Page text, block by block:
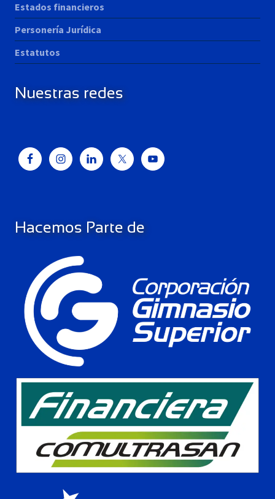
Estados financieros
Personería Jurídica
Estatutos
Nuestras redes
Hacemos Parte de